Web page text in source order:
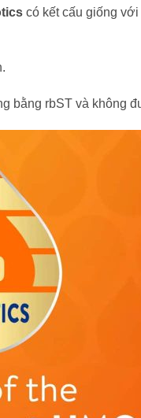
có kết cấu giống
bằng rbST và không